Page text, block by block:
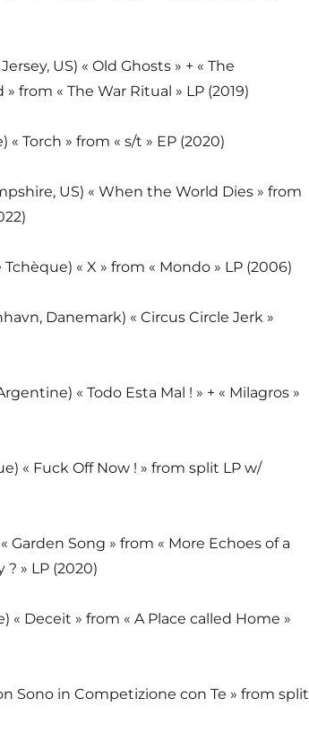
US) « Old Ghosts » + « The
from « The War Ritual » LP (2019)
« Torch » from « s/t » EP (2020)
US) « When the World Dies » from
« X » from « Mondo » LP (2006)
Danemark) « Circus Circle Jerk »
« Todo Esta Mal ! » + « Milagros »
« Fuck Off Now ! » from split LP w/
Garden Song » from « More Echoes of a
» LP (2020)
« Deceit » from « A Place called Home »
Sono in Competizione con Te » from split